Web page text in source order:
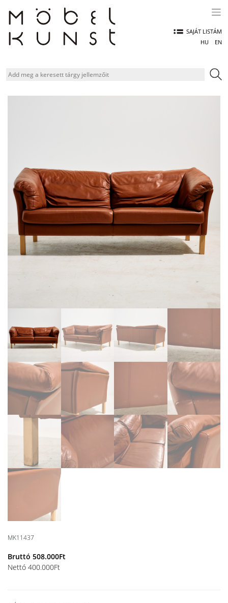
content
SAJÁT LISTÁM
HU
EN
MK11437
Bruttó 508.000Ft
Nettó 400.000Ft